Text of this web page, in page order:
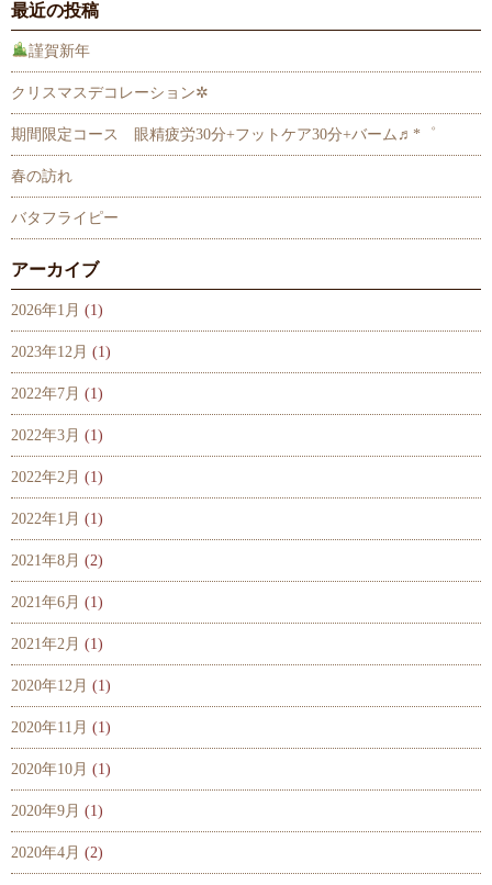
最近の投稿
謹賀新年
クリスマスデコレーション✲
期間限定コース 眼精疲労30分+フットケア30分+バーム♬*゜
春の訪れ
バタフライピー
アーカイブ
2026年1月 (1)
2023年12月 (1)
2022年7月 (1)
2022年3月 (1)
2022年2月 (1)
2022年1月 (1)
2021年8月 (2)
2021年6月 (1)
2021年2月 (1)
2020年12月 (1)
2020年11月 (1)
2020年10月 (1)
2020年9月 (1)
2020年4月 (2)